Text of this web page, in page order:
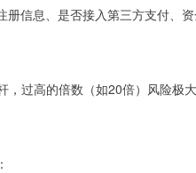
册信息、是否接入第三方支付、
，过高的倍数（如20倍）风险极